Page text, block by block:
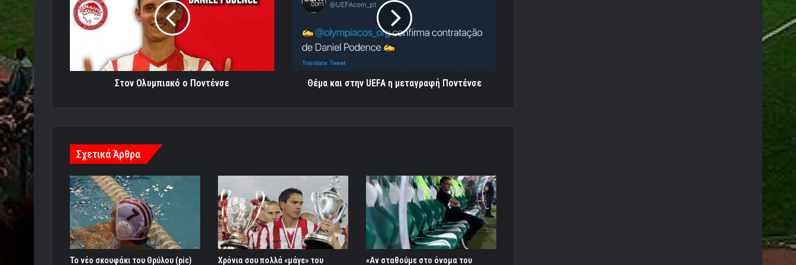
Ποντένσε
Στον Ολυμπιακό ο Ποντένσε
UEFA
μεταγραφή
Ποντένσε
Θέμα και στην UEFA η μεταγραφή Ποντένσε
Σχετικά Άρθρα
Το νέο σκουφάκι του Θρύλου (pic) Χρόνια σου πολλά «μάγε» του «Αν σταθούμε στο όνομα του